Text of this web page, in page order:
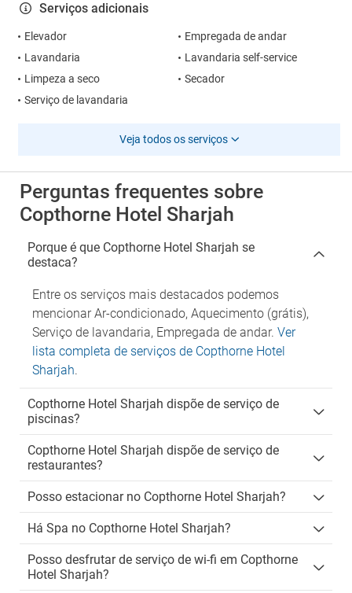
Serviços adicionais
Elevador
Empregada de andar
Lavandaria
Lavandaria self-service
Limpeza a seco
Secador
Serviço de lavandaria
Veja todos os serviços
Perguntas frequentes sobre
Copthorne Hotel Sharjah
Porque é que Copthorne Hotel Sharjah se
destaca?
Entre os serviços mais destacados podemos
mencionar Ar-condicionado, Aquecimento (grátis),
Serviço de lavandaria, Empregada de andar. Ver
lista completa de serviços de Copthorne Hotel
Sharjah.
Copthorne Hotel Sharjah dispõe de serviço de
piscinas?
Copthorne Hotel Sharjah dispõe de serviço de
restaurantes?
Posso estacionar no Copthorne Hotel Sharjah?
Há Spa no Copthorne Hotel Sharjah?
Posso desfrutar de serviço de wi-fi em Copthorne
Hotel Sharjah?